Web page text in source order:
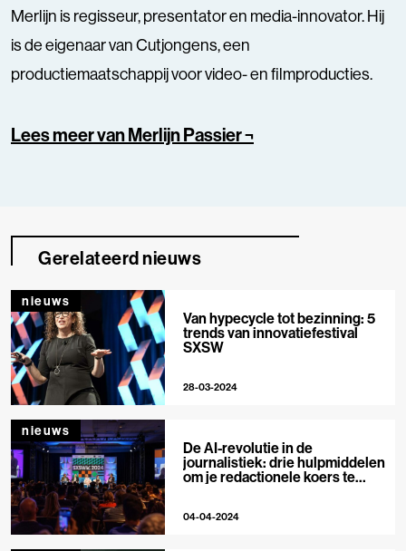
Merlijn is regisseur, presentator en media-innovator. Hij
is de eigenaar van Cutjongens, een
productiemaatschappij voor video- en filmproducties.
Lees meer van Merlijn Passier ¬
Gerelateerd nieuws
nieuws
Van hypecycle tot bezinning: 5
trends van innovatiefestival
SXSW
28-03-2024
nieuws
De AI-revolutie in de
journalistiek: drie hulpmiddelen
om je redactionele koers te
04-04-2024